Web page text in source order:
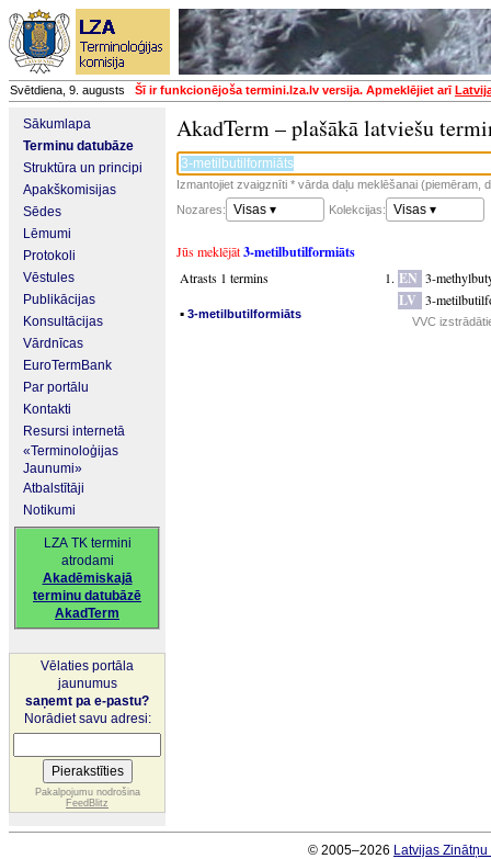
Svētdiena, 9. augusts Šī ir funkcionējoša termini.lza.lv versija. Apmeklējiet arī
Sākumlapa
Terminu datubāze
Struktūra un principi
Apakškomisijas
Sēdes
Lēmumi
Protokoli
Vēstules
Publikācijas
Konsultācijas
Vārdnīcas
EuroTermBank
Par portālu
Kontakti
Resursi internetā
«Terminoloģijas
Jaunumi»
Atbalstītāji
Notikumi
LZA TK termini
atrodami
Akadēmiskajā
terminu datubāzē
AkadTerm
Vēlaties portāla
jaunumus
saņemt pa e-pastu?
Norādiet savu adresi:
Pakalpojumu nodrošina
FeedBlitz
AkadTerm – plašākā latviešu
Izmantojiet zvaigznīti * vārda daļu meklēšanai (piemēram,
Nozares:
Visas ▾ Kolekcijas: Visas ▾
Jūs meklējāt3-metilbutilformiāts
Atrasts 1 termins
▪ 3-metilbutilformiāts
EN 3-
LV 3-
VVC
© 2005–2026 Latvijas